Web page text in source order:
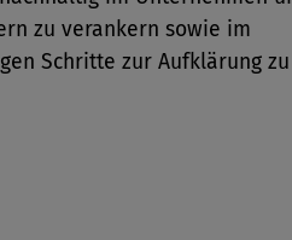
zu verankern sowie im
Schritte zur Aufklärung zu